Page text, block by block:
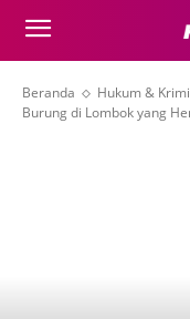
Beranda Hukum &
Burung di Lombok yang